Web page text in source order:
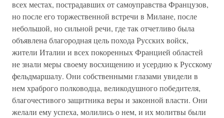
всех местах, пострадавших от самоуправства Французов,
но после его торжественной встречи в Милане, после
небольшой, но сильной речи, где так отчетливо была
объявлена благородная цель похода Русских войск,
жители Италии и всех покоренных Францией областей
не знали меры своему восхищению и усердию к Русскому
фельдмаршалу. Они собственными глазами увидели в
нем храброго полководца, великодушного победителя,
благочестивого защитника веры и законной власти. Они
желали ему успеха, молились о нем, и их молитвы были